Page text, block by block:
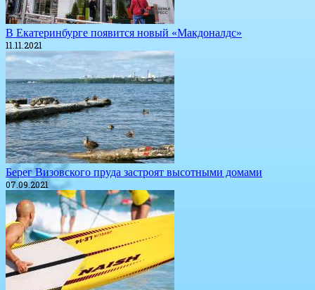
В Екатеринбурге появится новый «Макдоналдс»
11.11.2021
Берег Визовского пруда застроят высотными домами
07.09.2021